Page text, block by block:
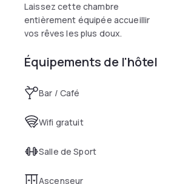
Laissez cette chambre
entièrement équipée accueillir
vos rêves les plus doux.
Équipements de l'hôtel
Bar / Café
Wifi gratuit
Salle de Sport
Ascenseur